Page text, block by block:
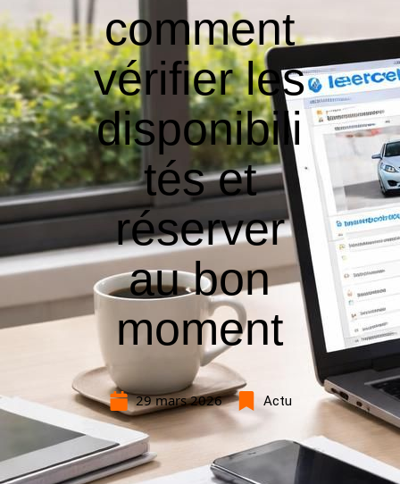
comment
vérifier les
disponibili
tés et
réserver
au bon
moment
29 mars 2026 Actu